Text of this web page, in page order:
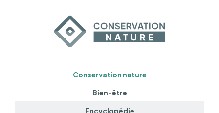
Conservation nature
Bien-être
Encyclopédie